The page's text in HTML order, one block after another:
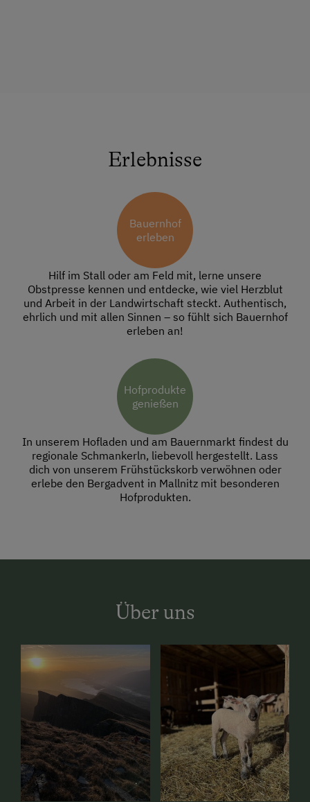
Erlebnisse
Bauernhof
erleben
Hilf im Stall oder am Feld mit, lerne unsere
Obstpresse kennen und entdecke, wie viel Herzblut
und Arbeit in der Landwirtschaft steckt. Authentisch,
ehrlich und mit allen Sinnen – so fühlt sich Bauernhof
erleben an!
Hofprodukte
genießen
In unserem Hofladen und am Bauernmarkt findest du
regionale Schmankerln, liebevoll hergestellt. Lass
dich von unserem Frühstückskorb verwöhnen oder
erlebe den Bergadvent in Mallnitz mit besonderen
Hofprodukten.
Über uns